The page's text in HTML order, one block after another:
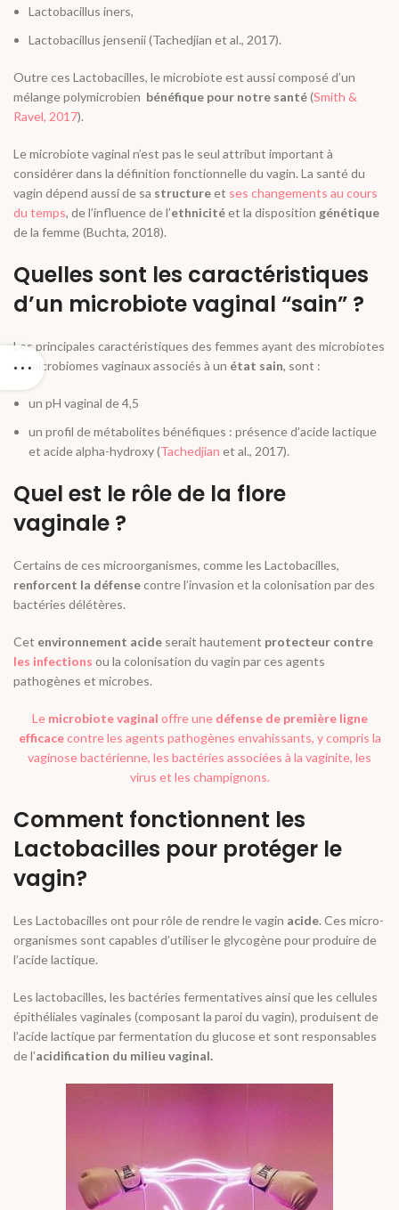
Lactobacillus iners,
Lactobacillus jensenii(Tachedjian et al., 2017).
Outre ces Lactobacilles, le microbiote est aussi composé d’un
mélange polymicrobien bénéfique pour notre santé(Smith &
Ravel, 2017).
Le microbiote vaginal n’est pas le seul attribut important à
considérer dans la définition fonctionnelle du vagin. La santé du
vagin dépend aussi de sa structureet ses changements au cours
du temps, de l’influence de l’ethnicitéet la disposition génétique
de la femme (Buchta, 2018).
Quelles sont les caractéristiques
d’un microbiote vaginal “sain” ?
Les principales caractéristiques des femmes ayant des microbiotes
et microbiomes vaginaux associés à un état sain, sont :
un pH vaginal de 4,5
un profil de métabolites bénéfiques : présence d’acide lactique
et acide alpha-hydroxy (Tachedjian et al., 2017).
Quel est le rôle de la flore
vaginale ?
Certains de ces microorganismes, comme les Lactobacilles,
renforcent la défensecontre l’invasion et la colonisation par des
bactéries délétères.
Cet environnement acide serait hautement protecteur contre
les infections ou la colonisation du vagin par ces agents
pathogènes et microbes.
Le microbiote vaginal offre une défense de première ligne
efficacecontre les agents pathogènes envahissants, y compris la
vaginose bactérienne, les bactéries associées à la vaginite, les
virus et les champignons.
Comment fonctionnent les
Lactobacilles pour protéger le
vagin?
Les Lactobacilles ont pour rôle de rendre le vagin acide. Ces micro-
organismes sont capables d’utiliser le glycogène pour produire de
l’acide lactique.
Les lactobacilles, les bactéries fermentatives ainsi que les cellules
épithéliales vaginales (composant la paroi du vagin), produisent de
l’acide lactique par fermentation du glucose et sont responsables
de l’acidification du milieu vaginal.